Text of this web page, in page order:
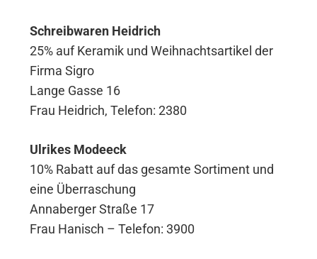
Schreibwaren Heidrich
25% auf Keramik und Weihnachtsartikel der
Firma Sigro
Lange Gasse 16
Frau Heidrich, Telefon: 2380
Ulrikes Modeeck
10% Rabatt auf das gesamte Sortiment und
eine Überraschung
Annaberger Straße 17
Frau Hanisch – Telefon: 3900